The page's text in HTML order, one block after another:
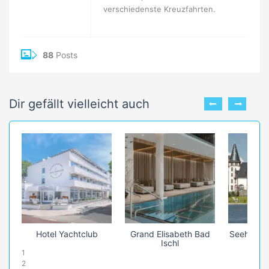
verschiedenste Kreuzfahrten.
88 Posts
Dir gefällt vielleicht auch
Hotel Yachtclub
Grand Elisabeth Bad
Ischl
Seehotel
1
2